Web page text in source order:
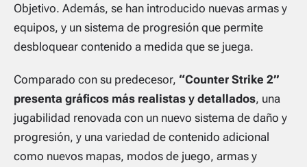
Objetivo. Además, se han introducido nuevas armas y
equipos, y un sistema de progresión que permite
desbloquear contenido a medida que se juega.
Comparado con su predecesor, “Counter Strike 2”
presenta gráficos más realistas y detallados, una
jugabilidad renovada con un nuevo sistema de daño y
progresión, y una variedad de contenido adicional
como nuevos mapas, modos de juego, armas y